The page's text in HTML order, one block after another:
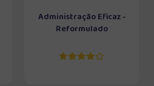
Administração Eficaz -
Reformulado